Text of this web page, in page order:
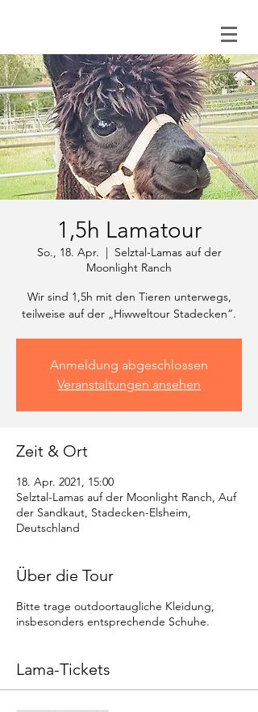
1,5h Lamatour
So., 18. Apr.
  |
Selztal-Lamas auf der
Moonlight Ranch
Wir sind 1,5h mit den Tieren unterwegs,
Anmeldung abgeschlossen
Veranstaltungen ansehen
Zeit & Ort
18. Apr. 2021, 15:00
Selztal-Lamas auf der Moonlight Ranch, Auf
der Sandkaut, Stadecken-Elsheim,
Deutschland
Über die Tour
Bitte trage outdoortaugliche Kleidung,
insbesonders entsprechende Schuhe.
Lama-Tickets